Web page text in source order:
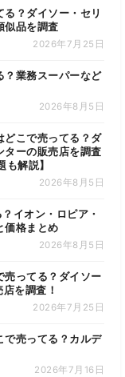
？ダイソー・セリ
似品を調査
2026年7月25日
？業務スーパーなど
2026年8月5日
どこで売ってる？ダ
ターの販売店を調査
解説】
2026年8月5日
イオン・ロピア・
価格まとめ
2026年8月5日
売ってる？ダイソー
を調査！
2026年7月25日
で売ってる？カルデ
2026年7月16日